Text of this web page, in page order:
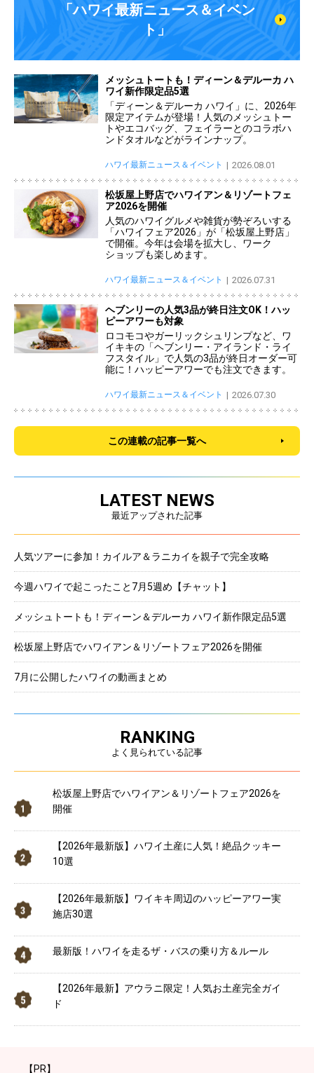
「ハワイ最新ニュース＆イベン
ト」
メッシュトートも！ディーン＆デルーカ ハ
ワイ新作限定品5選
「ディーン＆デルーカ ハワイ」に、2026年
限定アイテムが登場！人気のメッシュトー
トやエコバッグ、フェイラーとのコラボハ
ンドタオルなどがラインナップ。
ハワイ最新ニュース＆イベント 2026.08.01
松坂屋上野店でハワイアン＆リゾートフェ
ア2026を開催
人気のハワイグルメや雑貨が勢ぞろいする
「ハワイフェア2026」が「松坂屋上野店」
で開催。今年は会場を拡大し、ワーク
ショップも楽しめます。
ハワイ最新ニュース＆イベント 2026.07.31
ヘブンリーの人気3品が終日注文OK！ハッ
ピーアワーも対象
ロコモコやガーリックシュリンプなど、ワ
イキキの「ヘブンリー・アイランド・ライ
フスタイル」で人気の3品が終日オーダー可
能に！ハッピーアワーでも注文できます。
ハワイ最新ニュース＆イベント 2026.07.30
この連載の記事一覧へ
LATEST NEWS
最近アップされた記事
人気ツアーに参加！カイルア＆ラニカイを親子で完全攻略
今週ハワイで起こったこと7月5週め【チャット】
メッシュトートも！ディーン＆デルーカ ハワイ新作限定品5選
松坂屋上野店でハワイアン＆リゾートフェア2026を開催
7月に公開したハワイの動画まとめ
RANKING
よく見られている記事
松坂屋上野店でハワイアン＆リゾートフェア2026を
開催
【2026年最新版】ハワイ土産に人気！絶品クッキー
10選
【2026年最新版】ワイキキ周辺のハッピーアワー実
施店30選
最新版！ハワイを走るザ・バスの乗り方＆ルール
【2026年最新】アウラニ限定！人気お土産完全ガイ
ド
【PR】